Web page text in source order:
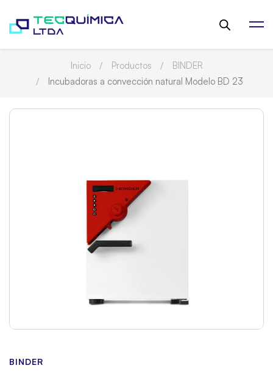
Inicio Productos
BINDER
Incubadoras a convección natural Modelo BD 23
BINDER